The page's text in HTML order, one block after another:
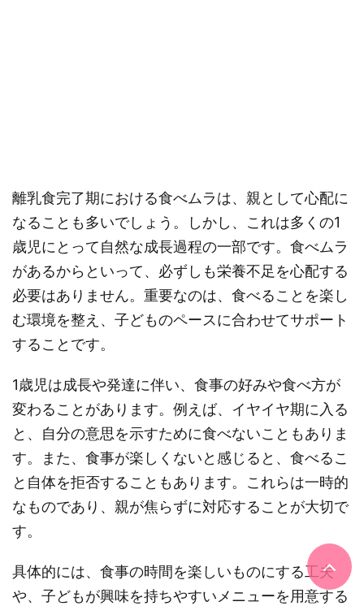
離乳食完了期における食べムラは、親として心配に
なることも多いでしょう。しかし、これは多くの1
歳児にとって自然な成長過程の一部です。食べムラ
があるからといって、必ずしも栄養不足を心配する
必要はありません。重要なのは、食べることを楽し
む環境を整え、子どものペースに合わせてサポート
することです。
1歳児は成長や発達に伴い、食事の好みや食べ方が
変わることがあります。例えば、イヤイヤ期に入る
と、自分の意思を示すために食べないこともありま
す。また、食事が楽しくないと感じると、食べるこ
と自体を拒否することもあります。これらは一時的
なものであり、親が焦らずに対応することが大切で
す。
具体的には、食事の時間を楽しいものにする工夫
や、子どもが興味を持ちやすいメニューを用意する